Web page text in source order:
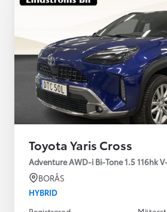
Toyota Yaris Cross
Adventure AWD-i Bi-Tone 1.5 116hk
BORÅS
HYBRID